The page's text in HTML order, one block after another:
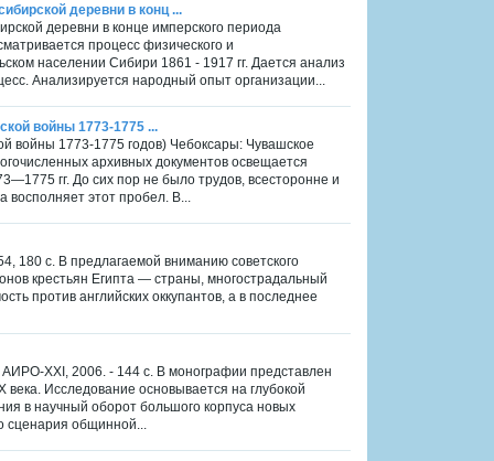
деревни в конц ...
деревни в конце имперского периода
процесс физического и
населении Сибири 1861 - 1917 гг. Дается анализ
Анализируется народный опыт организации...
войны 1773-1775 ...
войны 1773-1775 годов) Чебоксары: Чувашское
архивных документов освещается
гг. До сих пор не было трудов, всесторонне и
этот пробел. В...
180 с. В предлагаемой вниманию советского
крестьян Египта — страны, многострадальный
против английских оккупантов, а в последнее
XXI, 2006. - 144 с. В монографии представлен
века. Исследование основывается на глубокой
в научный оборот большого корпуса новых
сценария общинной...